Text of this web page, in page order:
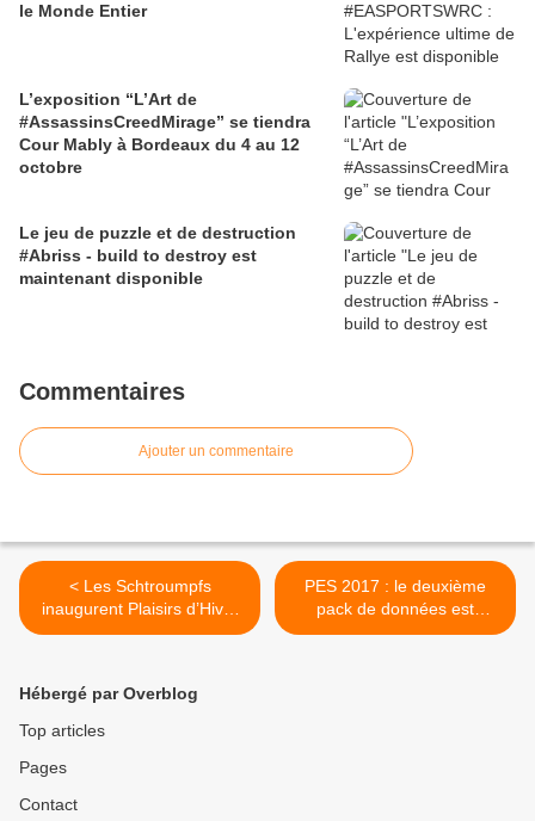
le Monde Entier
L’exposition “L’Art de
#AssassinsCreedMirage” se tiendra
Cour Mably à Bordeaux du 4 au 12
octobre
Le jeu de puzzle et de destruction
#Abriss - build to destroy est
maintenant disponible
Commentaires
Ajouter un commentaire
< Les Schtroumpfs
inaugurent Plaisirs d’Hiver
ce vendredi !
PES 2017 : le deuxième
pack de données est
désormais disponible >
Hébergé par Overblog
Top articles
Pages
Contact